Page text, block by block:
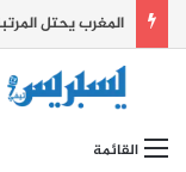
المغرب يحتل المرتبة 76 عالميا في مؤشر الازدهار
القائمة